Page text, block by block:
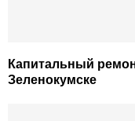
Капитальный
Зеленокумске